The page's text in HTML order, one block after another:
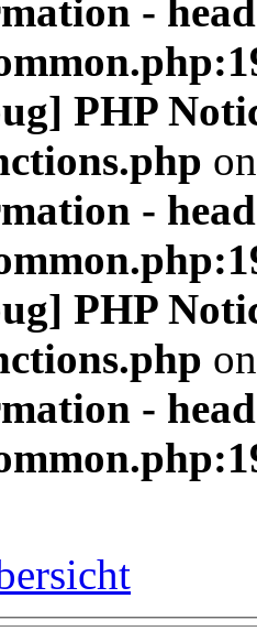
-
PHP
-
PHP
-